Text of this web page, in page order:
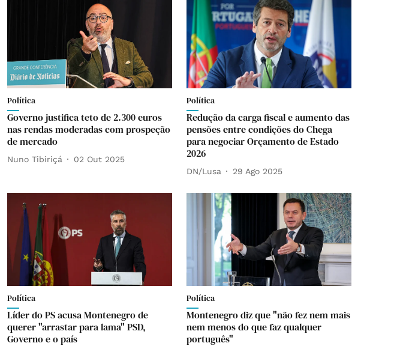
Política
Governo justifica teto de 2.300 euros
nas rendas moderadas com prospeção
de mercado
Nuno Tibiriçá 02 Out 2025
Política
Redução da carga fiscal e aumento das
pensões entre condições do Chega
para negociar Orçamento de Estado
2026
DN/Lusa 29 Ago 2025
Política
Líder do PS acusa Montenegro de
querer "arrastar para lama" PSD,
Governo e o país
Política
Montenegro diz que "não fez nem mais
nem menos do que faz qualquer
português"